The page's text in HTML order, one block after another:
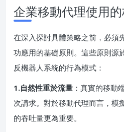
企業移動代理使用
在深入探討具體策略之前，必須
功應用的基礎原則。這些原則源
反機器人系統的行為模式：
1.自然性重於流量 ：真實的移動
次請求。對於移動代理而言，模
的吞吐量更為重要。